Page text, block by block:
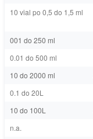
10 vial po 0,5 do 1,5 ml
001 do 250 ml
0.01 do 500 ml
10 do 2000 ml
0.1 do 20L
10 do 100L
n.a.